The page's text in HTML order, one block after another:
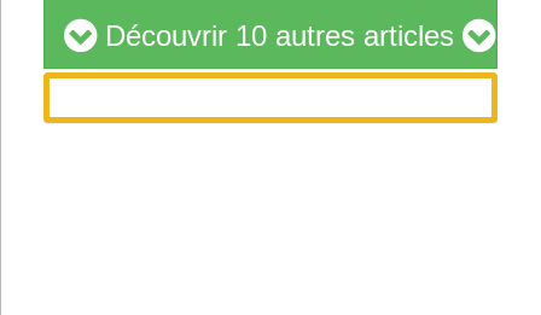
Découvrir 10 autres articles